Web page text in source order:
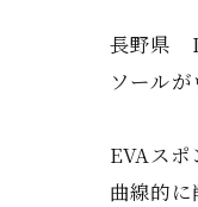
長野県 I
ソール
EVAスポ
曲線的に